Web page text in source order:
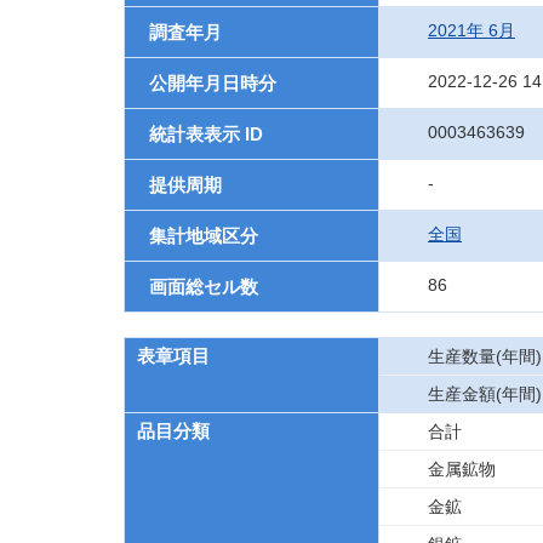
調査年月 2021年 6月
公開年月日時分 2022-12-26
統計表表示 ID 0003463639
提供周期 -
集計地域区分 全国
画面総セル数 86
表章項目
生産数量(年間)
生産金額(年間)
品目分類
合計
金属鉱物
金鉱